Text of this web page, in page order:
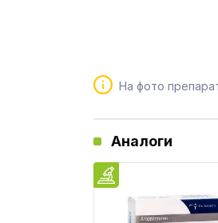
На фото
Аналоги